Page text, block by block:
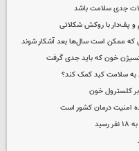
و پف‌دار با روکش شکلاتی
که ممکن است سال‌ها بعد آشکار شوند
به سلامت کبد کمک کند؟
کلسترول خون
امنیت درمان کشور است